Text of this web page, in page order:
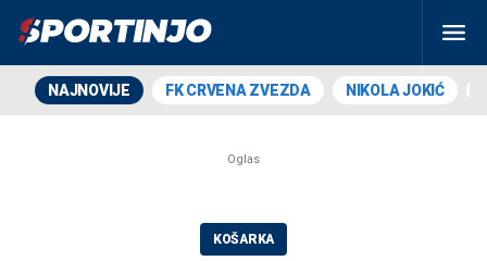
NAJNOVIJE FK CRVENA ZVEZDA NIKOLA JOKIĆ
KOŠARKA